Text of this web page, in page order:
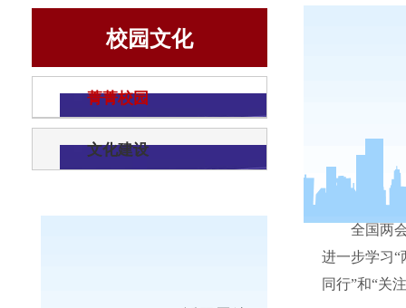
校园文化
菁菁校园
文化建设
全国两
进一步学习“
同行”和“关注